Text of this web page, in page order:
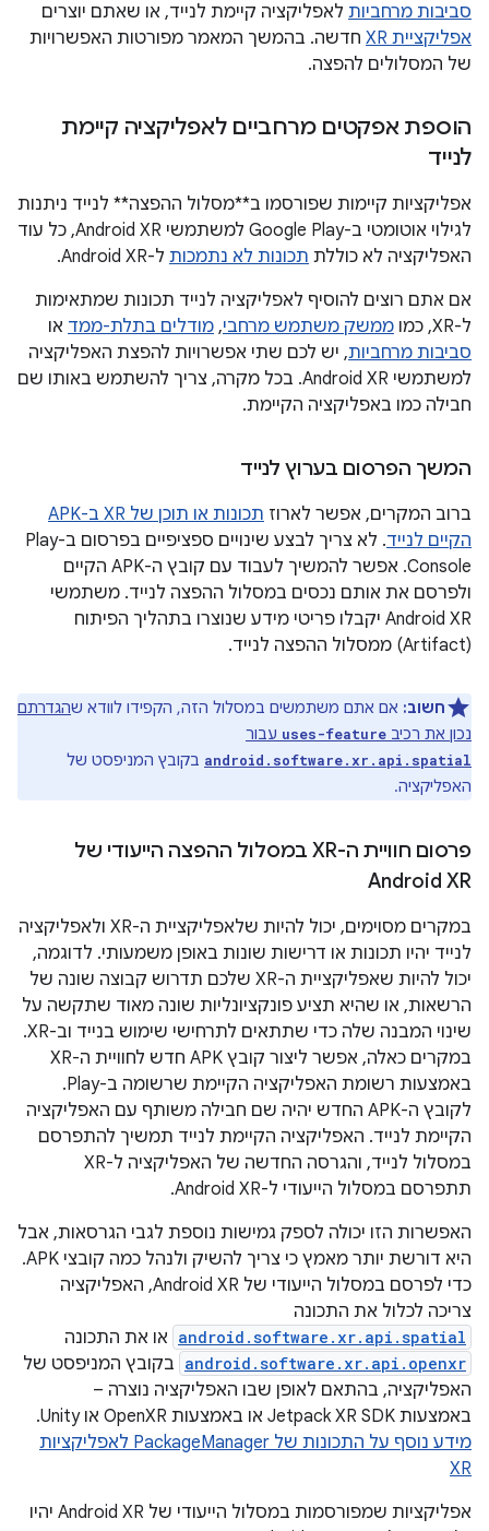
סביבות מרחביות לאפליקציה קיימת לנייד, או שאתם יוצרים
אפליקציית XR
חדשה. בהמשך המאמר מפורטות האפשרויות
של המסלולים להפצה.
הוספת אפקטים מרחביים לאפליקציה קיימת
לנייד
אפליקציות קיימות שפורסמו ב**מסלול ההפצה** לנייד ניתנות
לגילוי אוטומטי ב-Google Play למשתמשי Android XR, כל עוד
האפליקציה לא כוללת תכונות לא נתמכות ל-Android XR.
אם אתם רוצים להוסיף לאפליקציה לנייד תכונות שמתאימות
ל-XR, כמו
ממשק משתמש מרחבי, מודלים בתלת-ממד או
סביבות מרחביות, יש לכם שתי אפשרויות להפצת האפליקציה
למשתמשי Android XR. בכל מקרה, צריך להשתמש באותו שם
חבילה כמו באפליקציה הקיימת.
המשך הפרסום בערוץ לנייד
ברוב המקרים, אפשר לארוז
תכונות או תוכן של XR ב-APK
הקיים לנייד
. לא צריך לבצע שינויים ספציפיים בפרסום ב-Play
Console. אפשר להמשיך לעבוד עם קובץ ה-APK הקיים
ולפרסם את אותם נכסים במסלול ההפצה לנייד. משתמשי
Android XR יקבלו פריטי מידע שנוצרו בתהליך הפיתוח
(Artifact) ממסלול ההפצה לנייד.
חשוב: אם אתם משתמשים במסלול הזה, הקפידו לוודא שהגדרתם
נכון את רכיב uses-feature עבור
android.software.xr.api.spatial בקובץ המניפסט של
האפליקציה.
פרסום חוויית ה-XR במסלול ההפצה הייעודי של
Android XR
במקרים מסוימים, יכול להיות שלאפליקציית ה-XR ולאפליקציה
לנייד יהיו תכונות או דרישות שונות באופן משמעותי. לדוגמה,
יכול להיות שאפליקציית ה-XR שלכם תדרוש קבוצה שונה של
הרשאות, או שהיא תציע פונקציונליות שונה מאוד שתקשה על
שינוי המבנה שלה כדי שתתאים לתרחישי שימוש בנייד וב-XR.
במקרים כאלה, אפשר ליצור קובץ APK חדש לחוויית ה-XR
באמצעות רשומת האפליקציה הקיימת שרשומה ב-Play.
לקובץ ה-APK החדש יהיה שם חבילה משותף עם האפליקציה
הקיימת לנייד. האפליקציה הקיימת לנייד תמשיך להתפרסם
במסלול לנייד, והגרסה החדשה של האפליקציה ל-XR
תתפרסם במסלול הייעודי ל-Android XR.
האפשרות הזו יכולה לספק גמישות נוספת לגבי הגרסאות, אבל
היא דורשת יותר מאמץ כי צריך להשיק ולנהל כמה קובצי APK.
כדי לפרסם במסלול הייעודי של Android XR, האפליקציה
צריכה לכלול את התכונה
android.software.xr.api.spatial או את התכונה
android.software.xr.api.openxr בקובץ המניפסט של
האפליקציה, בהתאם לאופן שבו האפליקציה נוצרה –
באמצעות Jetpack XR SDK או באמצעות OpenXR או Unity.
מידע נוסף על התכונות של PackageManager לאפליקציות
XR
אפליקציות שמפורסמות במסלול הייעודי של Android XR יהיו